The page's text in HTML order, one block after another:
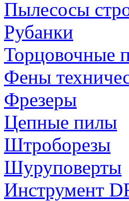
Пылесосы
Рубанки
Торцовочные
Фены
Фрезеры
Цепные пилы
Штроборезы
Шуруповерты
Инструмент